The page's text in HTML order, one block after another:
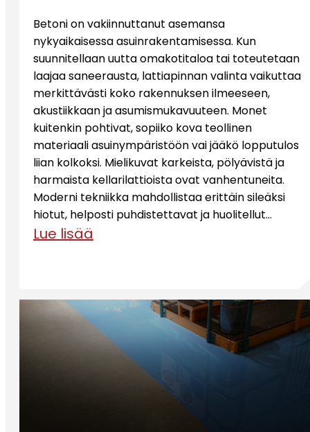
Betoni on vakiinnuttanut asemansa
nykyaikaisessa asuinrakentamisessa. Kun
suunnitellaan uutta omakotitaloa tai toteutetaan
laajaa saneerausta, lattiapinnan valinta vaikuttaa
merkittävästi koko rakennuksen ilmeeseen,
akustiikkaan ja asumismukavuuteen. Monet
kuitenkin pohtivat, sopiiko kova teollinen
materiaali asuinympäristöön vai jääkö lopputulos
liian kolkoksi. Mielikuvat karkeista, pölyävistä ja
harmaista kellarilattioista ovat vanhentuneita.
Moderni tekniikka mahdollistaa erittäin sileäksi
hiotut, helposti puhdistettavat ja huolitellut…
Lue lisää